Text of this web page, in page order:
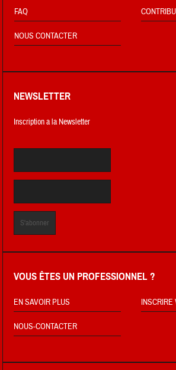
FAQ
NOUS CONTACTER
NEWSLETTER
Inscription a la Newsletter
VOUS ÊTES UN PROFESSIONNEL ?
EN SAVOIR PLUS INSCRIRE
NOUS-CONTACTER